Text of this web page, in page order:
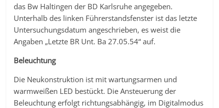
das Bw Haltingen der BD Karlsruhe angegeben.
Unterhalb des linken Führerstandsfenster ist das letzte
Untersuchungsdatum angeschrieben, es weist die
Angaben „Letzte BR Unt. Ba 27.05.54“ auf.
Beleuchtung
Die Neukonstruktion ist mit wartungsarmen und
warmweißen LED bestückt. Die Ansteuerung der
Beleuchtung erfolgt richtungsabhängig, im Digitalmodus